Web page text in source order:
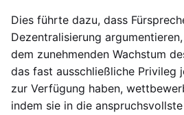
Dies führte dazu, dass
Dezentralisierung
dem zunehmenden Wachstum
das fast ausschließliche Privileg
zur Verfügung haben,
indem sie in die